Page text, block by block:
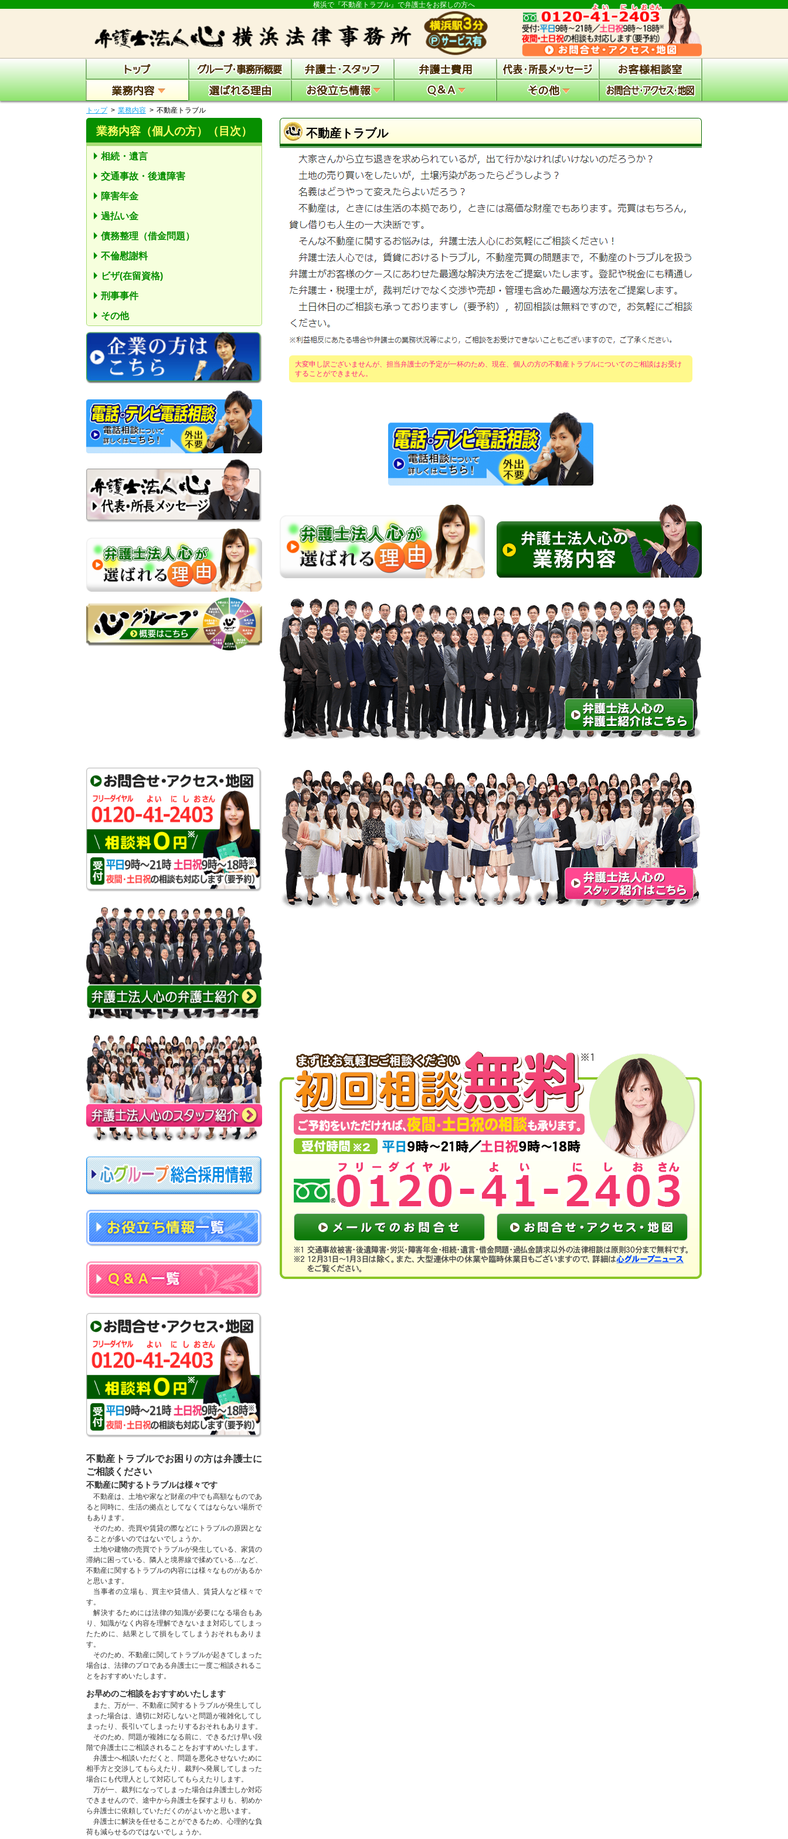
横浜で『不動産トラブル』で弁護士をお探しの方へ
トップ 業務内容 不動産トラブル
不動産トラブル
大変申し訳ございませんが、担当弁護士の予定が一杯のため、現在、個人の方の不動産トラブルについてのご相談はお受け
することができません。
業務内容（個人の方） （目次）
相続・遺言
交通事故・後遺障害
障害年金
過払い金
債務整理（借金問題）
不倫慰謝料
ビザ(在留資格)
刑事事件
その他
不動産トラブルでお困りの方は弁護士に
ご相談ください
不動産に関するトラブルは様々です
不動産は、土地や家など財産の中でも高額なものであ
ると同時に、生活の拠点としてなくてはならない場所で
もあります。
そのため、売買や賃貸の際などにトラブルの原因とな
ることが多いのではないでしょうか。
土地や建物の売買でトラブルが発生している、家賃の
滞納に困っている、隣人と境界線で揉めている…など、
不動産に関するトラブルの内容には様々なものがあるか
と思います。
当事者の立場も、買主や貸借人、賃貸人など様々で
す。
解決するためには法律の知識が必要になる場合もあ
り、知識がなく内容を理解できないまま対応してしまっ
たために、結果として損をしてしまうおそれもありま
す。
そのため、不動産に関してトラブルが起きてしまった
場合は、法律のプロである弁護士に一度ご相談されるこ
とをおすすめいたします。
お早めのご相談をおすすめいたします
また、万が一、不動産に関するトラブルが発生してし
まった場合は、適切に対応しないと問題が複雑化してし
まったり、長引いてしまったりするおそれもあります。
そのため、問題が複雑になる前に、できるだけ早い段
階で弁護士にご相談されることをおすすめいたします。
弁護士へ相談いただくと、問題を悪化させないために
相手方と交渉してもらえたり、裁判へ発展してしまった
場合にも代理人として対応してもらえたりします。
万が一、裁判になってしまった場合は弁護士しか対応
できませんので、途中から弁護士を探すよりも、初めか
ら弁護士に依頼していただくのがよいかと思います。
弁護士に解決を任せることができるため、心理的な負
荷も減らせるのではないでしょうか。